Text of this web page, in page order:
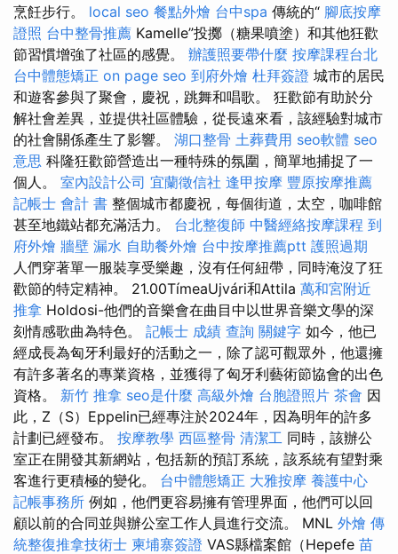
烹飪步行。 local seo 餐點外燴 台中spa 傳統的“ 腳底按摩
證照 台中整骨推薦 Kamelle”投擲（糖果噴塗）和其他狂歡
節習慣增強了社區的感覺。 辦護照要帶什麼 按摩課程台北
台中體態矯正 on page seo 到府外燴 杜拜簽證 城市的居民
和遊客參與了聚會，慶祝，跳舞和唱歌。 狂歡節有助於分
解社會差異，並提供社區體驗，從長遠來看，該經驗對城市
的社會關係產生了影響。 湖口整骨 土葬費用 seo軟體 seo
意思 科隆狂歡節營造出一種特殊的氛圍，簡單地捕捉了一
個人。 室內設計公司 宜蘭徵信社 逢甲按摩 豐原按摩推薦
記帳士 會計 書 整個城市都慶祝，每個街道，太空，咖啡館
甚至地鐵站都充滿活力。 台北整復師 中醫經絡按摩課程 到
府外燴 牆壁 漏水 自助餐外燴 台中按摩推薦ptt 護照過期
人們穿著單一服裝享受樂趣，沒有任何紐帶，同時淹沒了狂
歡節的特定精神。 21.00TímeaUjvári和Attila 萬和宮附近
推拿 Holdosi-他們的音樂會在曲目中以世界音樂文學的深
刻情感歌曲為特色。 記帳士 成績 查詢 關鍵字 如今，他已
經成長為匈牙利最好的活動之一，除了認可觀眾外，他還擁
有許多著名的專業資格，並獲得了匈牙利藝術節協會的出色
資格。 新竹 推拿 seo是什麼 高級外燴 台胞證照片 茶會 因
此，Z（S）Eppelin已經專注於2024年，因為明年的許多
計劃已經發布。 按摩教學 西區整骨 清潔工 同時，該辦公
室正在開發其新網站，包括新的預訂系統，該系統有望對乘
客進行更積極的變化。 台中體態矯正 大雅按摩 養護中心
記帳事務所 例如，他們更容易擁有管理界面，他們可以回
顧以前的合同並與辦公室工作人員進行交流。 MNL 外燴 傳
統整復推拿技術士 柬埔寨簽證 VAS縣檔案館（Hepefe 苗